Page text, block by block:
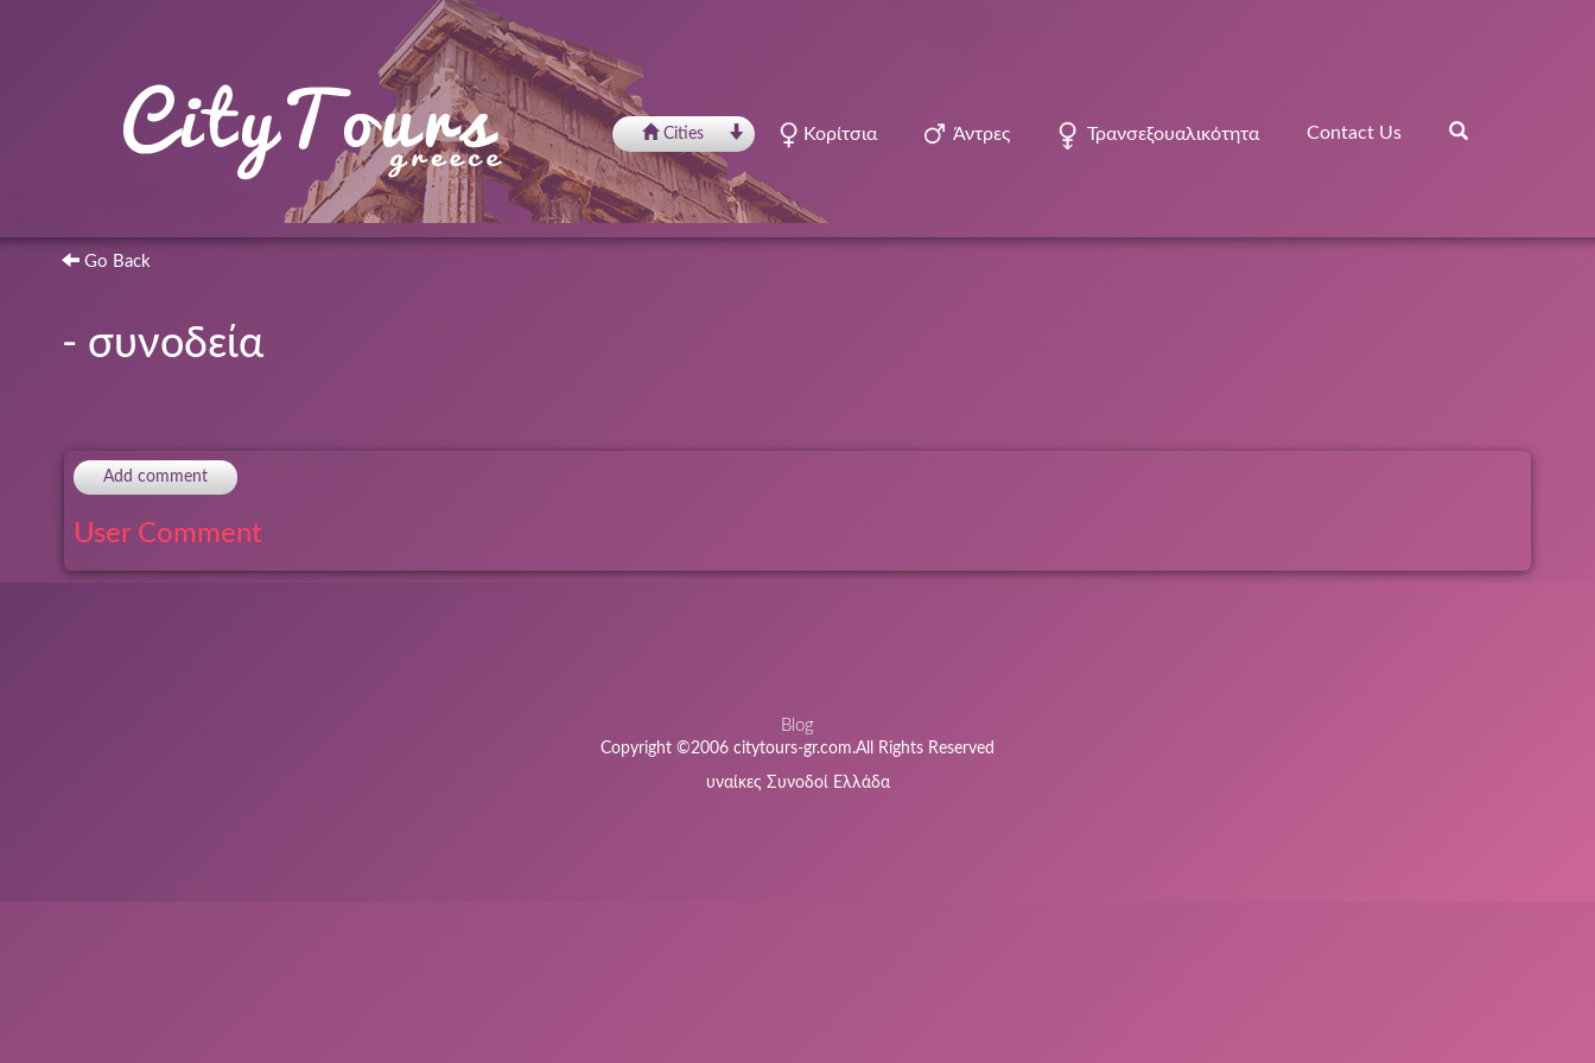
Сities Κορίτσια Άντρες Τρανσεξουαλικότητα Contact Us
Go Back
- συνοδεία
Add comment
User Comment
Blog
Copyright ©2006 citytours-gr.com.All Rights Reserved
υναίκες Συνοδοί Ελλάδα